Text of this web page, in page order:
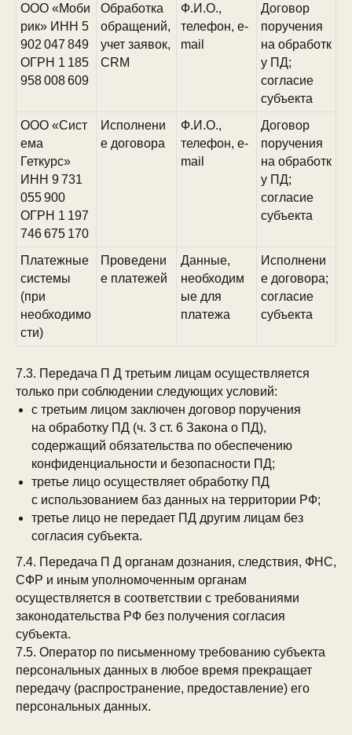
ООО «Моби
рик» ИНН 5
902 047 849
ОГРН 1 185
958 008 609
Обработка
обращений,
учет заявок,
CRM
Ф.И.О.,
телефон, e-
mail
Договор
поручения
на обработк
у ПД;
согласие
субъекта
ООО «Сист
ема
Геткурс»
ИНН 9 731
055 900
ОГРН 1 197
746 675 170
Исполнени
е договора
Ф.И.О.,
телефон, e-
mail
Договор
поручения
на обработк
у ПД;
согласие
субъекта
Платежные
системы
(при
необходимо
сти)
Проведени
е платежей
Данные,
необходим
ые для
платежа
Исполнени
е договора;
согласие
субъекта
7.3. Передача П Д третьим лицам осуществляется
только при соблюдении следующих условий:
с третьим лицом заключен договор поручения
на обработку ПД (ч. 3 ст. 6 Закона о ПД),
содержащий обязательства по обеспечению
конфиденциальности и безопасности ПД;
третье лицо осуществляет обработку ПД
с использованием баз данных на территории РФ;
третье лицо не передает ПД другим лицам без
согласия субъекта.
7.4. Передача П Д органам дознания, следствия, ФНС,
СФР и иным уполномоченным органам
осуществляется в соответствии с требованиями
законодательства РФ без получения согласия
субъекта.
7.5. Оператор по письменному требованию субъекта
персональных данных в любое время прекращает
передачу (распространение, предоставление) его
персональных данных.
блоги в соцсетях:
по вопросам сотрудничества:
* инстаграм запрещен
на территории РФ
публичная оферта на заключение договора
оказания платных образовательных услуг
реквизиты
сведения об образовательной организации
ООО «Академия Никитина»
политика в отношении обработки
персональных данных
согласие на обработку
персональных данных
и информационную рассылку